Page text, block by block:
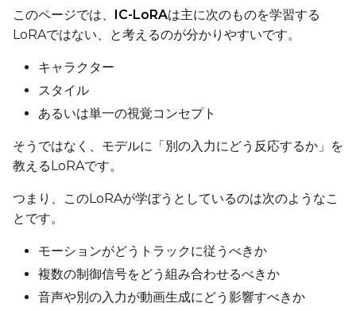
Timestep Type
Balanced
Loss Type
Toggle Use EMA
Use EMA
Text Encoder Optimizations
ToggleUnload TE
Unload TE
このページでは、 IC-LoRAは主に次のものを学習する
LoRAではない、と考えるのが分かりやすいです。
キャラクター
スタイル
あるいは単一の視覚コンセプト
そうではなく、モデルに「別の入力にどう反応するか」を
教えるLoRAです。
つまり、このLoRAが学ぼうとしているのは次のようなこ
とです。
モーションがどうトラックに従うべきか
複数の制御信号をどう組み合わせるべきか
音声や別の入力が動画生成にどう影響すべきか